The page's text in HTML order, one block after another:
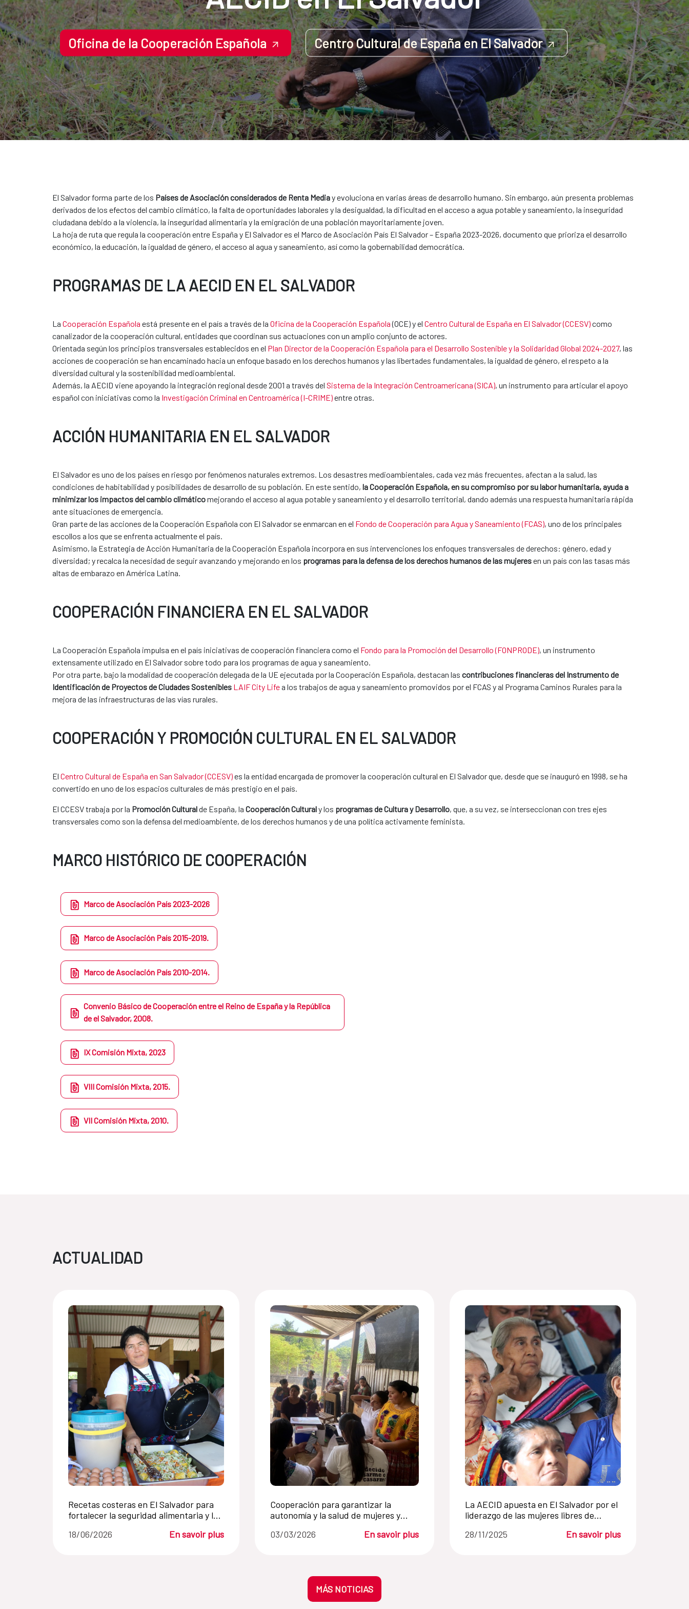
Oficina de la Cooperación Española Centro Cultural de España en El Salvador
El Salvador forma parte de los Países de Asociación considerados de Renta Mediay evoluciona en varias áreas de desarrollo humano. Sin embargo, aún presenta problemas
derivados de los efectos del cambio climático, la falta de oportunidades laborales y la desigualdad, la dificultad en el acceso a agua potable y saneamiento, la inseguridad
ciudadana debido a la violencia, la inseguridad alimentaria y la emigración de una población mayoritariamente joven.
La hoja de ruta que regula la cooperación entre España y El Salvador es el Marco de Asociación País El Salvador – España 2023-2026, documento que prioriza el desarrollo
económico, la educación, la igualdad de género, el acceso al agua y saneamiento, así como la gobernabilidad democrática.
PROGRAMAS DE LA AECID EN EL SALVADOR
La Cooperación Española está presente en el país a través de la Oficina de la Cooperación Española(OCE) y el Centro Cultural de España en El Salvador (CCESV)como
canalizador de la cooperación cultural, entidades que coordinan sus actuaciones con un amplio conjunto de actores.
Orientada según los principios transversales establecidos en el Plan Director de la Cooperación Española para el Desarrollo Sostenible y la Solidaridad Global 2024-2027, las
acciones de cooperación se han encaminado hacia un enfoque basado en los derechos humanos y las libertades fundamentales, la igualdad de género, el respeto a la
diversidad cultural y la sostenibilidad medioambiental.
Además, la AECID viene apoyando la integración regional desde 2001 a través del Sistema de la Integración Centroamericana (SICA), un instrumento para articular el apoyo
español con iniciativas como la Investigación Criminal en Centroamérica (I-CRIME)entre otras.
ACCIÓN HUMANITARIA EN EL SALVADOR
El Salvador es uno de los países en riesgo por fenómenos naturales extremos. Los desastres medioambientales, cada vez más frecuentes, afectan a la salud, las
condiciones de habitabilidad y posibilidades de desarrollo de su población. En este sentido, la Cooperación Española, en su compromiso por su labor humanitaria, ayuda a
minimizar los impactos del cambio climáticomejorando el acceso al agua potable y saneamiento y el desarrollo territorial, dando además una respuesta humanitaria rápida
ante situaciones de emergencia.
Gran parte de las acciones de la Cooperación Española con El Salvador se enmarcan en el Fondo de Cooperación para Agua y Saneamiento (FCAS), uno de los principales
escollos a los que se enfrenta actualmente el país.
Asimismo, la Estrategia de Acción Humanitaria de la Cooperación Española incorpora en sus intervenciones los enfoques transversales de derechos: género, edad y
diversidad; y recalca la necesidad de seguir avanzando y mejorando en los programas para la defensa de los derechos humanos de las mujeresen un país con las tasas más
altas de embarazo en América Latina.
COOPERACIÓN FINANCIERA EN EL SALVADOR
La Cooperación Española impulsa en el país iniciativas de cooperación financiera como el Fondo para la Promoción del Desarrollo (FONPRODE), un instrumento
extensamente utilizado en El Salvador sobre todo para los programas de agua y saneamiento.
Por otra parte, bajo la modalidad de cooperación delegada de la UE ejecutada por la Cooperación Española, destacan las contribuciones financieras del Instrumento de
Identificación de Proyectos de Ciudades Sostenibles LAIF City Lifea los trabajos de agua y saneamiento promovidos por el FCAS y al Programa Caminos Rurales para la
mejora de las infraestructuras de las vías rurales.
COOPERACIÓN Y PROMOCIÓN CULTURAL EN EL SALVADOR
El Centro Cultural de España en San Salvador (CCESV)es la entidad encargada de promover la cooperación cultural en El Salvador que, desde que se inauguró en 1998, se ha
convertido en uno de los espacios culturales de más prestigio en el país.
El CCESV trabaja por la Promoción Culturalde España, la Cooperación Culturaly los programas de Cultura y Desarrollo, que, a su vez, se interseccionan con tres ejes
transversales como son la defensa del medioambiente, de los derechos humanos y de una política activamente feminista.
MARCO HISTÓRICO DE COOPERACIÓN
Marco de Asociación País 2023-2026
Marco de Asociación País 2015-2019.
​Marco de Asociación País 2010-2014.
Convenio Básico de Cooperación entre el Reino de España y la República
de el Salvador, 2008.
IX Comisión Mixta, 2023
VIII Comisión Mixta, 2015.
VII Comisión Mixta, 2010.
ACTUALIDAD
Recetas costeras en El Salvador para
fortalecer la seguridad alimentaria y la
18/06/2026 En savoir plus
Cooperación para garantizar la
autonomía y la salud de mujeres y
03/03/2026 En savoir plus
La AECID apuesta en El Salvador por el
liderazgo de las mujeres libres de
más justas
28/11/2025 En savoir plus
MÁS NOTICIAS